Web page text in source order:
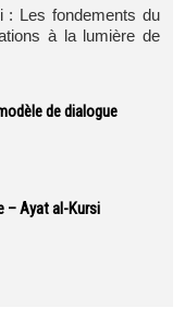
: Les fondements du
à la lumière de
de dialogue
– Ayat al-Kursi